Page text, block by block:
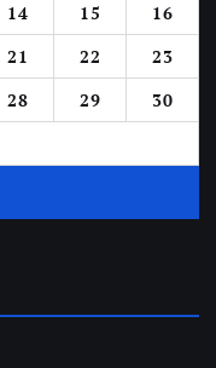
14 15
16
21 22
23
28 29
30